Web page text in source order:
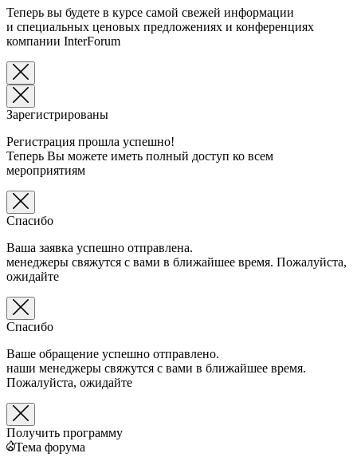
Теперь вы будете в курсе самой свежей информации
и специальных ценовых предложениях и конференциях
компании InterForum
Зарегистрированы
Регистрация прошла успешно!
Теперь Вы можете иметь полный доступ ко всем
мероприятиям
Спасибо
Ваша заявка успешно отправлена.
менеджеры свяжутся с вами в ближайшее время. Пожалуйста,
ожидайте
Спасибо
Ваше обращение успешно отправлено.
наши менеджеры свяжутся с вами в ближайшее время.
Пожалуйста, ожидайте
Получить программу
Тема форума